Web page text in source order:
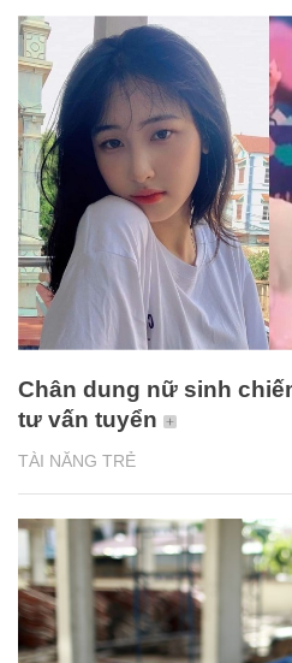
TÀI NĂNG TRẺ
Chân dung nữ sinh
tư vấn tuyển